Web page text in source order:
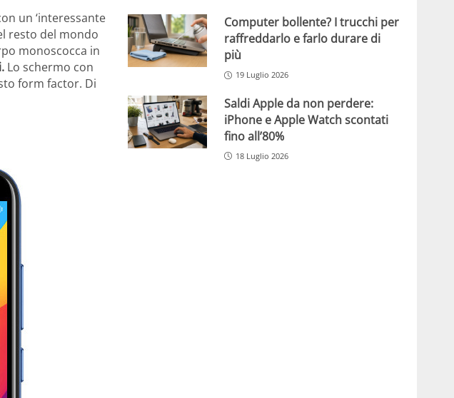
un ‘interessante
resto del mondo
monoscocca in
Lo schermo con
form factor. Di
Computer bollente? I trucchi per
raffreddarlo e farlo durare di
più
19 Luglio 2026
Saldi Apple da non perdere:
iPhone e Apple Watch scontati
fino all’80%
18 Luglio 2026